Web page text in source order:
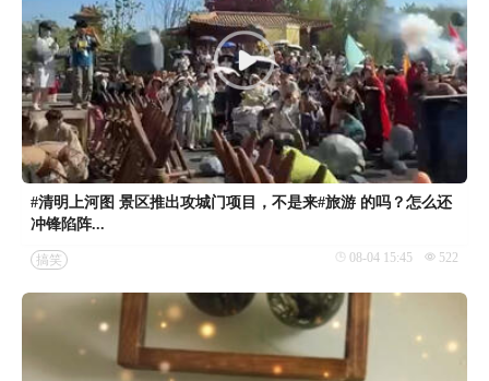
#清明上河图 景区推出攻城门项目，不是来#旅游 的吗？怎么还
冲锋陷阵...
搞笑 08-04 15:45 522